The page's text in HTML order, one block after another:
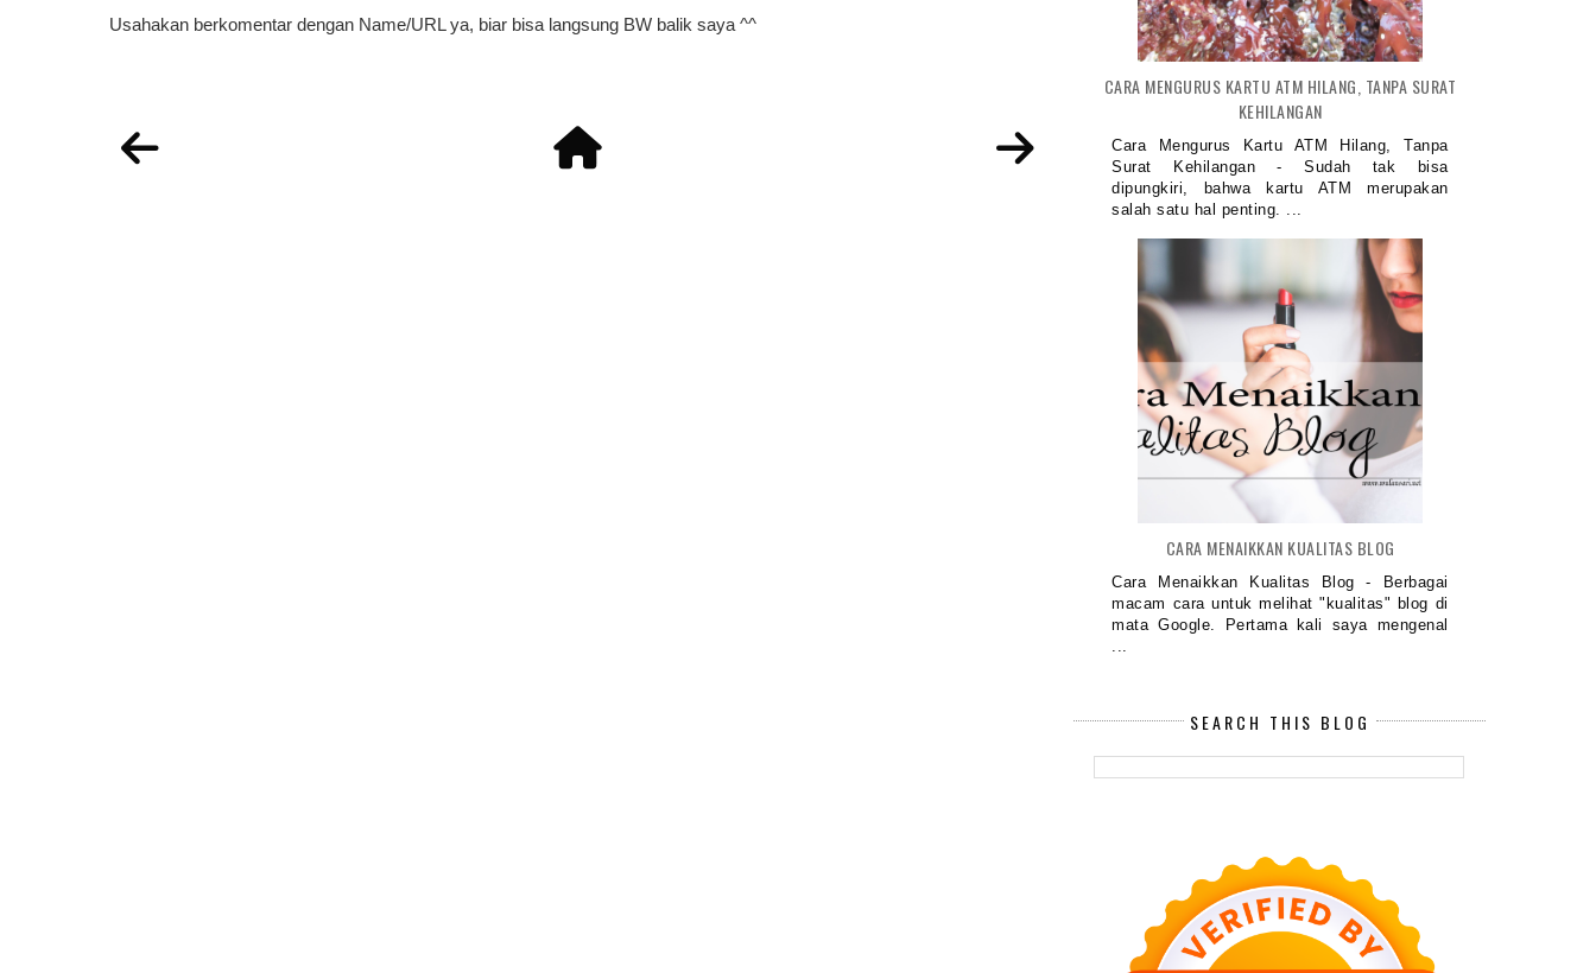
Usahakan berkomentar dengan Name/URL ya, biar bisa langsung BW balik saya ^^
CARA MENGURUS KARTU ATM HILANG, TANPA SURAT
KEHILANGAN
Cara Mengurus Kartu ATM Hilang, Tanpa
Surat Kehilangan - Sudah tak bisa
dipungkiri, bahwa kartu ATM merupakan
salah satu hal penting. ...
CARA MENAIKKAN KUALITAS BLOG
Cara Menaikkan Kualitas Blog - Berbagai
macam cara untuk melihat "kualitas" blog di
mata Google. Pertama kali saya mengenal
...
SEARCH THIS BLOG